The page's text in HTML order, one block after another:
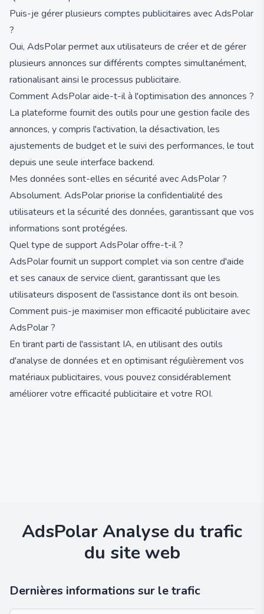
Puis-je gérer plusieurs comptes publicitaires avec AdsPolar
?
Oui, AdsPolar permet aux utilisateurs de créer et de gérer
plusieurs annonces sur différents comptes simultanément,
rationalisant ainsi le processus publicitaire.
Comment AdsPolar aide-t-il à l'optimisation des annonces ?
La plateforme fournit des outils pour une gestion facile des
annonces, y compris l'activation, la désactivation, les
ajustements de budget et le suivi des performances, le tout
depuis une seule interface backend.
Mes données sont-elles en sécurité avec AdsPolar ?
Absolument. AdsPolar priorise la confidentialité des
utilisateurs et la sécurité des données, garantissant que vos
informations sont protégées.
Quel type de support AdsPolar offre-t-il ?
AdsPolar fournit un support complet via son centre d'aide
et ses canaux de service client, garantissant que les
utilisateurs disposent de l'assistance dont ils ont besoin.
Comment puis-je maximiser mon efficacité publicitaire avec
AdsPolar ?
En tirant parti de l'assistant IA, en utilisant des outils
d'analyse de données et en optimisant régulièrement vos
matériaux publicitaires, vous pouvez considérablement
améliorer votre efficacité publicitaire et votre ROI.
AdsPolarAnalyse du trafic
du site web
Dernières informations sur le trafic